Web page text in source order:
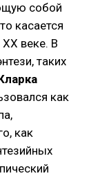
собой
касается
веке. В
таких
как
как